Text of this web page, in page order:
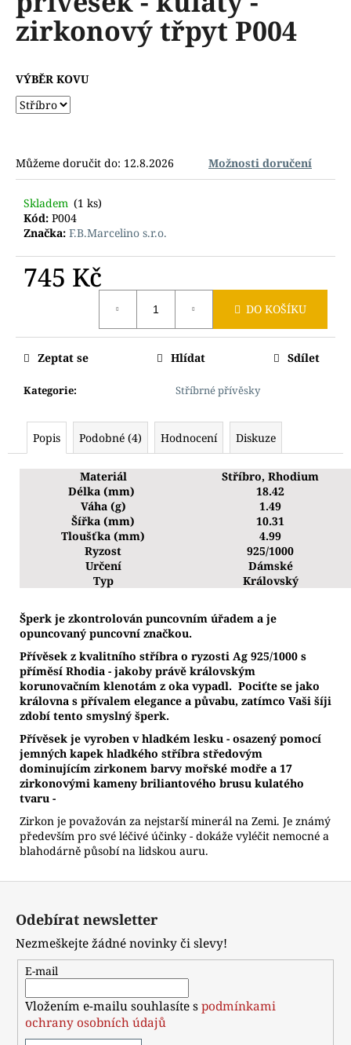
5
hvězdiček.
zirkonový třpyt P004
VÝBĚR KOVU
Můžeme doručit do: 12.8.2026 Možnosti doručení
Skladem (1 ks)
Kód: P004
Značka: F.B.Marcelino s.r.o.
745 Kč
DO KOŠÍKU
Kategorie: Stříbrné přívěsky
Zeptat se Hlídat Sdílet
Popis Podobné (4) Hodnocení Diskuze
Materiál
Stříbro, Rhodium
Délka (mm)
18.42
Váha (g)
1.49
Šířka (mm)
10.31
Tloušťka (mm)
4.99
Ryzost
925/1000
Určení
Dámské
Typ
Královský
Šperk je zkontrolován puncovním úřadem a je
opuncovaný puncovní značkou.
Přívěsek z kvalitního stříbra o ryzosti Ag 925/1000 s
příměsí Rhodia - jakoby právě královským
korunovačním klenotám z oka vypadl. Pociťte se jako
královna s přívalem elegance a půvabu, zatímco Vaši šíji
zdobí tento smyslný šperk.
Přívěsek je vyroben v hladkém lesku - osazený pomocí
jemných kapek hladkého stříbra středovým
dominujícím zirkonem barvy mořské modře a 17
zirkonovými kameny briliantového brusu kulatého
tvaru -
Zirkon je považován za nejstarší minerál na Zemi. Je známý
především pro své léčivé účinky - dokáže vyléčit nemocné a
blahodárně působí na lidskou auru.
u
j
m
e
Z
Odebírat newsletter
Nezmeškejte žádné novinky či slevy!
E-mail
Vložením e-mailu souhlasíte spodmínkami
ochrany osobních údajů